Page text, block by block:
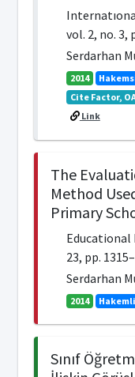
vol. 2, no. 3,
Serdarhan
2014
Cite Factor,
Link
The
Method
Primary
Educational
23, pp.
Serdarhan
2014 Hakemli
Sınıf